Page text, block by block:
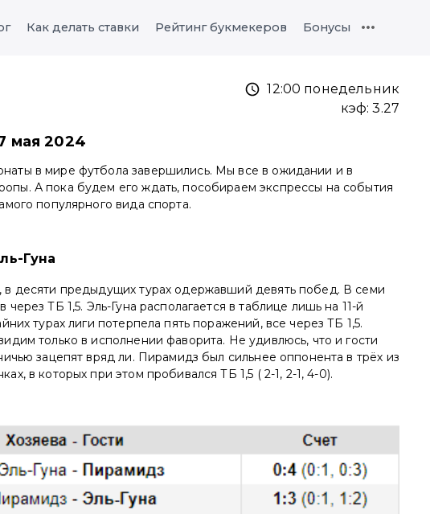
Как делать ставки Рейтинг букмекеров Бонусы
12:00 понедельник
кэф:3.27
мая 2024
в мире футбола завершились. Мы все в ожидании и в
А пока будем его ждать, пособираем экспрессы на события
популярного вида спорта.
Гуна
десяти предыдущих турах одержавший девять побед. В семи
ТБ 1,5. Эль-Гуна располагается в таблице лишь на 11-й
турах лиги потерпела пять поражений, все через ТБ 1,5.
только в исполнении фаворита. Не удивлюсь, что и гости
зацепят вряд ли. Пирамидз был сильнее оппонента в трёх из
в которых при этом пробивался ТБ 1,5 ( 2-1, 2-1, 4-0).